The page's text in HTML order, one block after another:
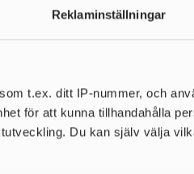
Reklaminställningar
t.ex. ditt IP-nummer, och
för att kunna tillhandahålla
Du kan själv välja